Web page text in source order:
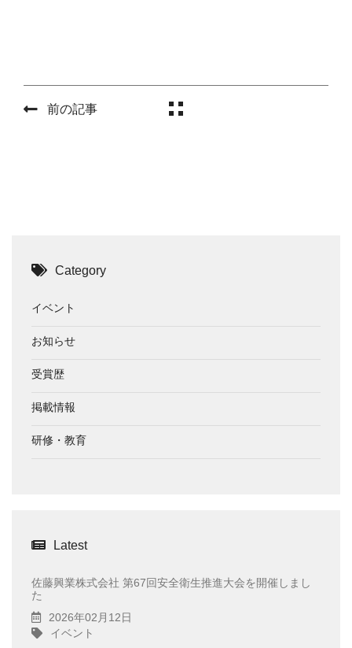
前の記事
Category
イベント
お知らせ
受賞歴
掲載情報
研修・教育
Latest
佐藤興業株式会社 第67回安全衛生推進大会を開催しまし
た
2026年02月12日
イベント